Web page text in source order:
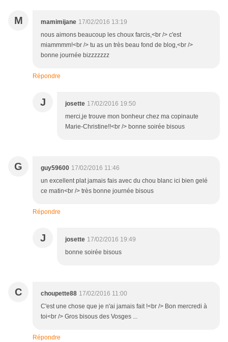
M mamimijane 17/02/2016 13:19
nous aimons beaucoup les choux farcis,<br /> c'est
miammmm!<br /> tu as un très beau fond de blog,<br />
bonne journée bizzzzzzz
Répondre
J josette 17/02/2016 19:50
merci,je trouve mon bonheur chez ma copinaute
Marie-Christine!!<br /> bonne soirée bisous
G guy59600 17/02/2016 11:46
un excellent plat jamais fais avec du chou blanc ici bien gelé
ce matin<br /> très bonne journée bisous
Répondre
J josette 17/02/2016 19:49
bonne soirée bisous
C choupette88 17/02/2016 11:00
C'est une chose que je n'ai jamais fait !<br /> Bon mercredi à
toi<br /> Gros bisous des Vosges ...
Répondre